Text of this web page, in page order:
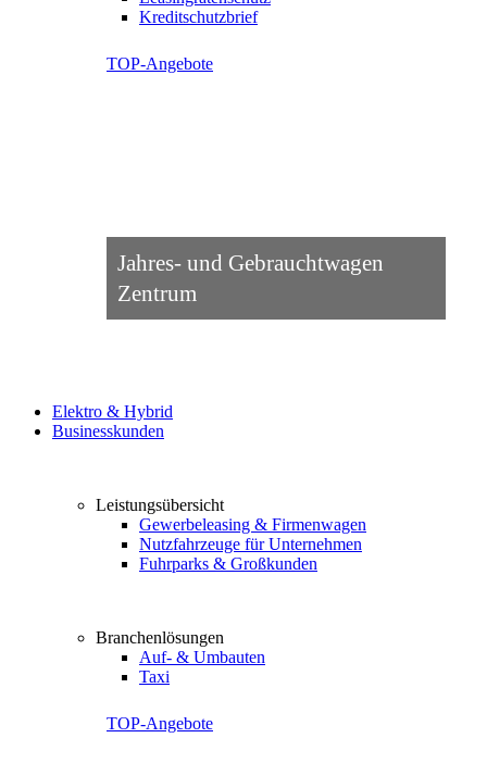
Kreditschutzbrief
TOP-Angebote
Jahres- und Gebrauchtwagen
Zentrum
Elektro & Hybrid
Businesskunden
Leistungsübersicht
Gewerbeleasing & Firmenwagen
Nutzfahrzeuge für Unternehmen
Fuhrparks & Großkunden
Branchenlösungen
Auf- & Umbauten
Taxi
TOP-Angebote